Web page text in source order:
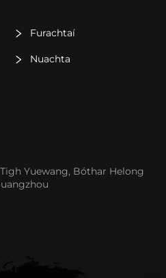
Furachtaí
Nuachta
Yuewang, Bóthar Helong